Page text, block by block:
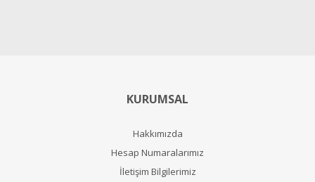
KURUMSAL
Hakkımızda
Hesap Numaralarımız
İletişim Bilgilerimiz